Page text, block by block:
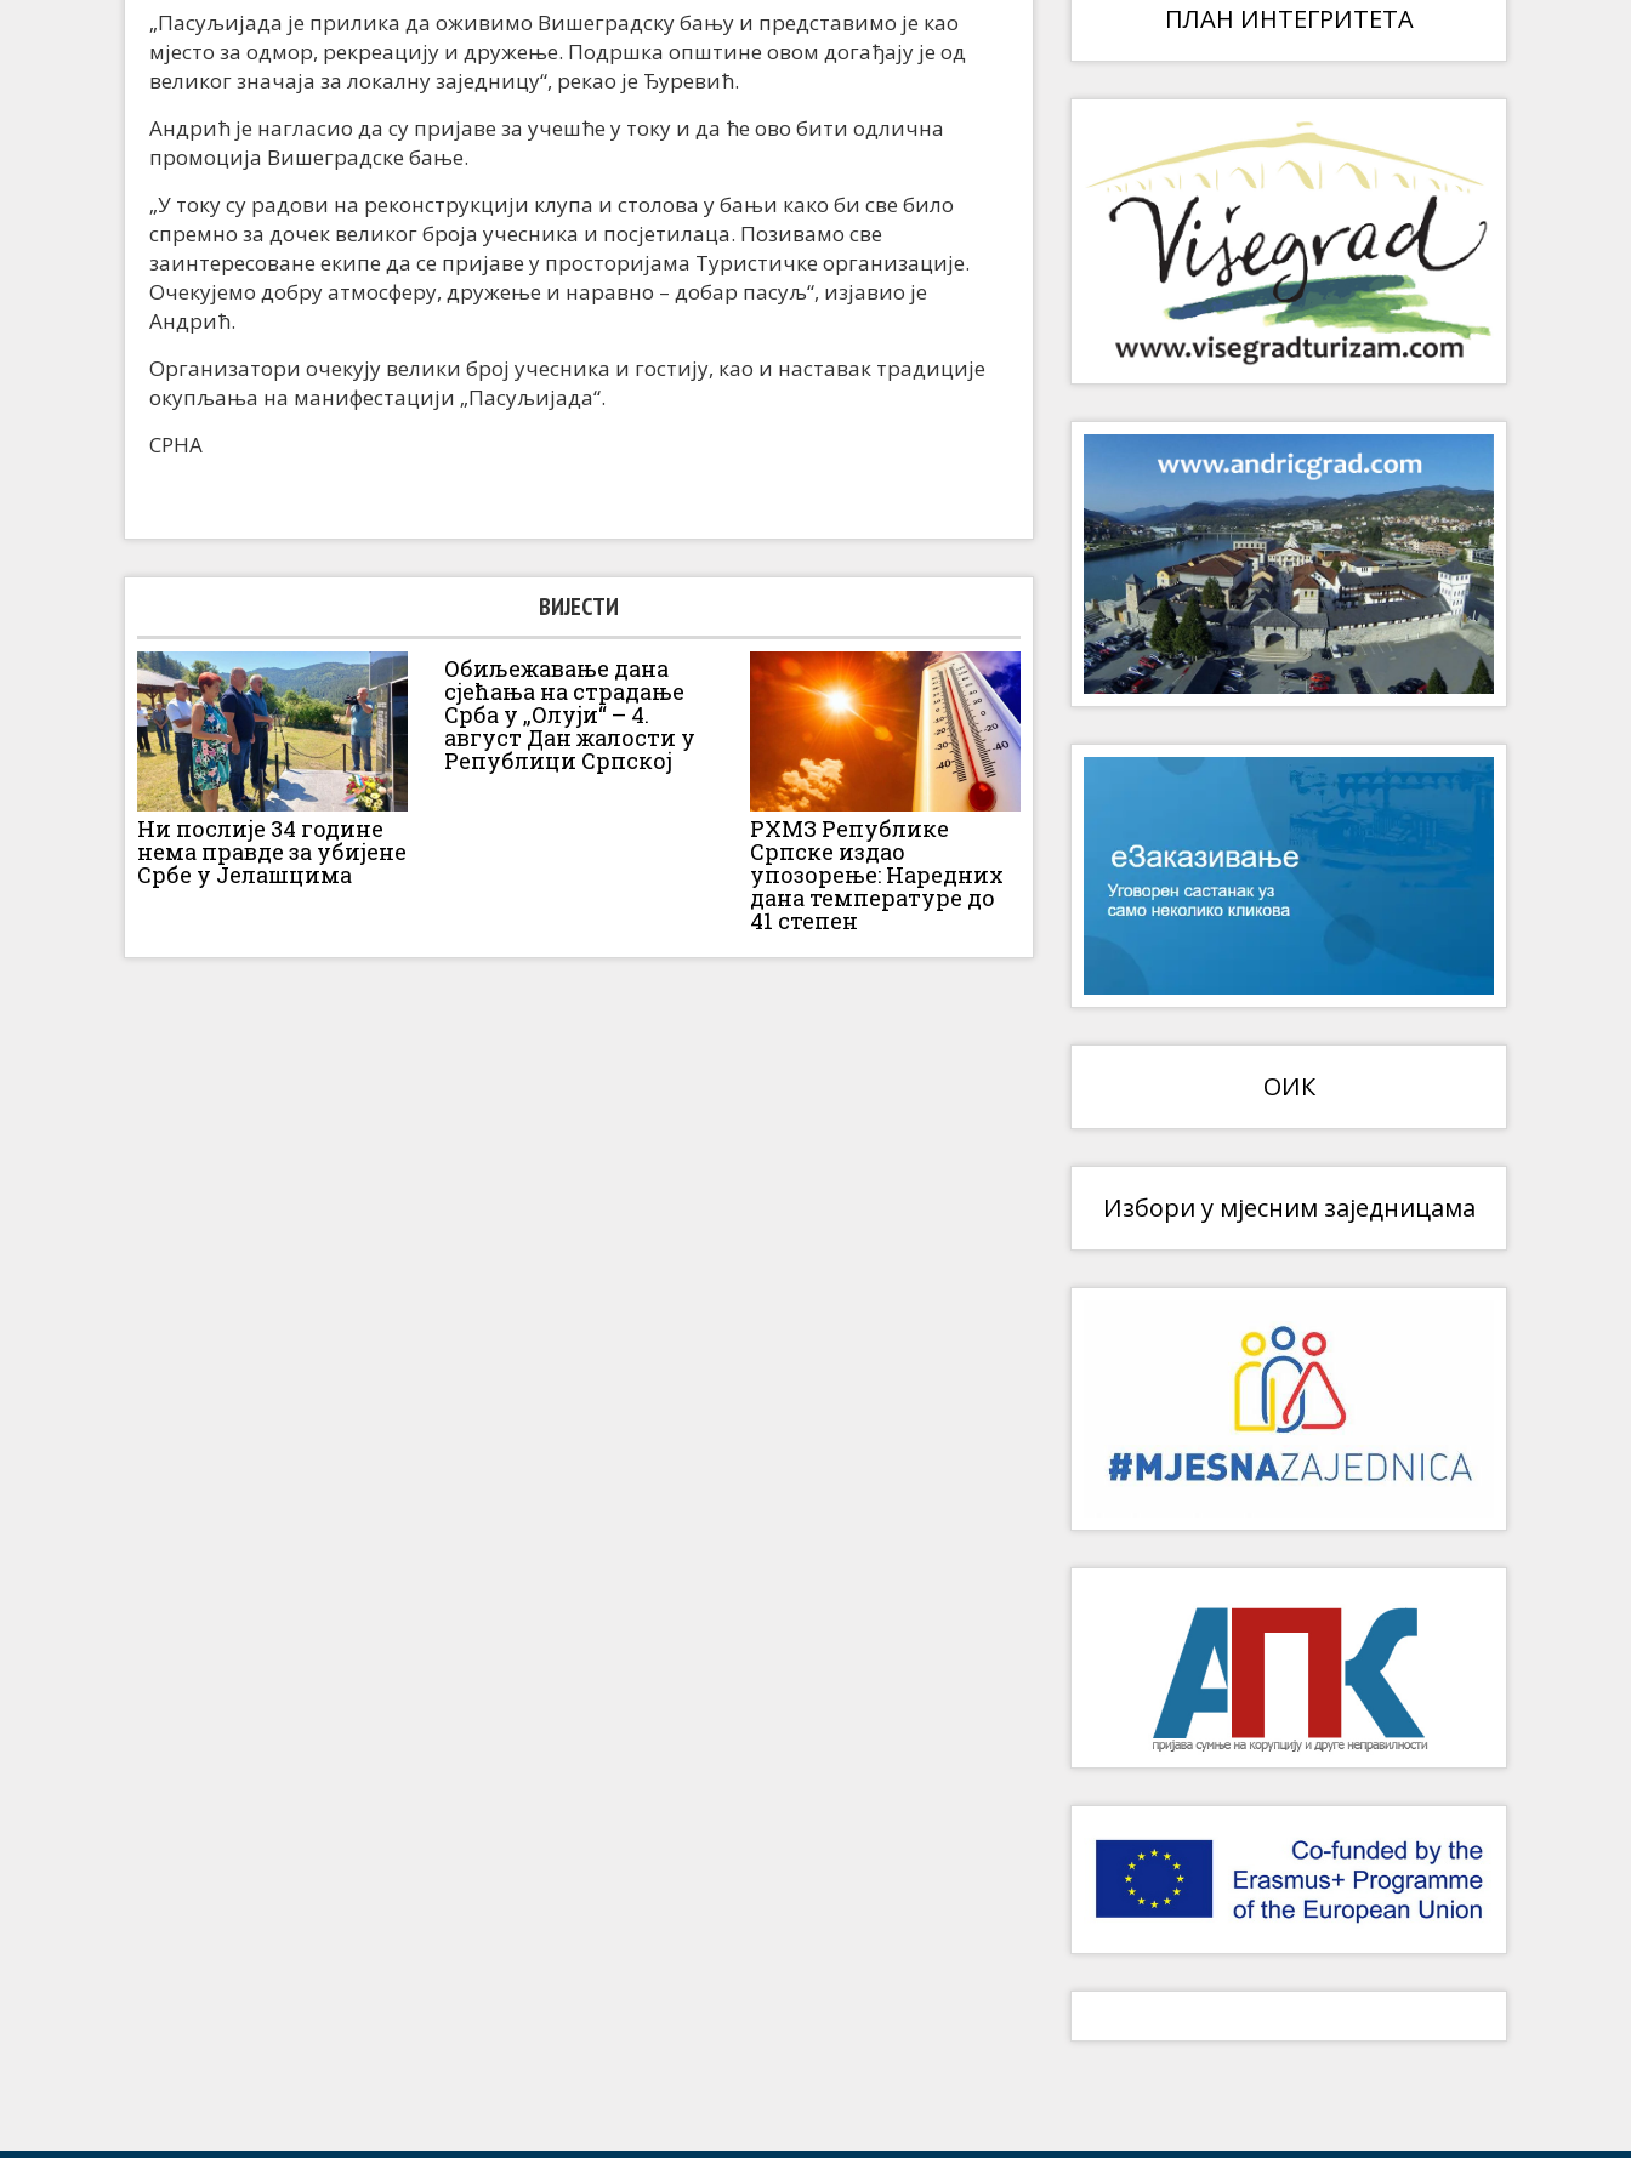
„Пасуљијада је прилика да оживимо Вишеградску бању и представимо је као
мјесто за одмор, рекреацију и дружење. Подршка општине овом догађају је од
великог значаја за локалну заједницу“, рекао је Ђуревић.
Андрић је нагласио да су пријаве за учешће у току и да ће ово бити одлична
промоција Вишеградске бање.
„У току су радови на реконструкцији клупа и столова у бањи како би све било
спремно за дочек великог броја учесника и посјетилаца. Позивамо све
заинтересоване екипе да се пријаве у просторијама Туристичке организације.
Очекујемо добру атмосферу, дружење и наравно – добар пасуљ“, изјавио је
Андрић.
Организатори очекују велики број учесника и гостију, као и наставак традиције
окупљања на манифестацији „Пасуљијада“.
СРНА
ВИЈЕСТИ
Ни послије 34 године
нема правде за убијене
Србе у Јелашцима
Обиљежавање дана
сјећања на страдање
Срба у „Олуји“ – 4.
август Дан жалости у
Републици Српској
РХМЗ Републике
Српске издао
упозорење: Наредних
дана температуре до
41 степен
ПЛАН ИНТЕГРИТЕТА
ОИК
Избори у мјесним заједницама